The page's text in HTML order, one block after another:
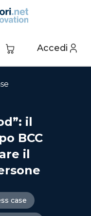
Accedi
il
BCC
il
case